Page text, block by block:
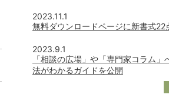
2023.11.1
無料ダウンロードページに新書式22
2023.9.1
「相談の広場」や「専門家コラム」
法がわかるガイドを公開